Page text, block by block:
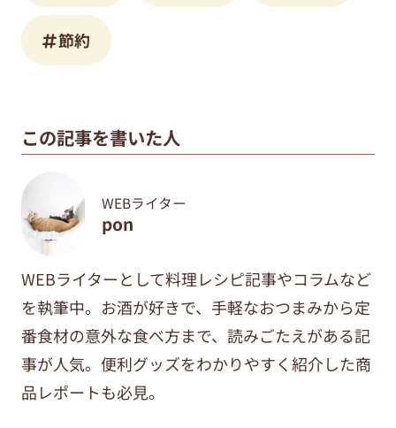
節約
この記事を書いた人
WEBライター
pon
WEBライターとして料理レシピ記事やコラムなど
を執筆中。 お酒が好きで、手軽なおつまみから定
番食材の意外な食べ方まで、 読みごたえがある記
事が人気。便利グッズをわかりやすく紹介した商
品レポートも必見。